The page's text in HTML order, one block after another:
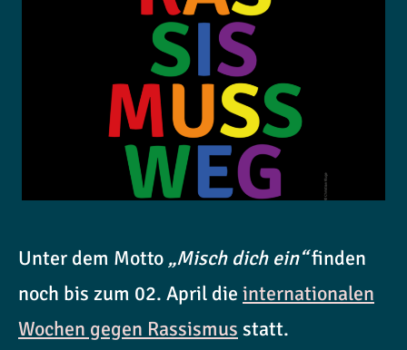
Unter dem Motto „Misch dich ein“finden
noch bis zum 02. April die internationalen
Wochen gegen Rassismus statt.